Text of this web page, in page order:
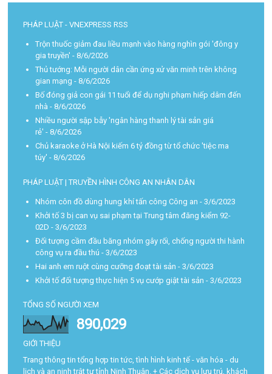
PHÁP LUẬT - VNEXPRESS RSS
Trộn thuốc giảm đau liều mạnh vào hàng nghìn gói 'đông y
gia truyền' - 8/6/2026
Thủ tướng: Mỗi người dân cần ứng xử văn minh trên không
gian mạng - 8/6/2026
Bố đóng giả con gái 11 tuổi để dụ nghi phạm hiếp dâm đến
nhà - 8/6/2026
Nhiều người sập bẫy 'ngân hàng thanh lý tài sản giá
rẻ' - 8/6/2026
Chủ karaoke ở Hà Nội kiếm 6 tỷ đồng từ tổ chức 'tiệc ma
túy' - 8/6/2026
PHÁP LUẬT | TRUYỀN HÌNH CÔNG AN NHÂN DÂN
Nhóm côn đồ dùng hung khí tấn công Công an - 3/6/2023
Khởi tố 3 bị can vụ sai phạm tại Trung tâm đăng kiểm 92-
02D - 3/6/2023
Đối tượng cầm đầu băng nhóm gây rối, chống người thi hành
công vụ ra đầu thú - 3/6/2023
Hai anh em ruột cùng cưỡng đoạt tài sản - 3/6/2023
Khởi tố đối tượng thực hiện 5 vụ cướp giật tài sản - 3/6/2023
TỔNG SỐ NGƯỜI XEM
890,029
GIỚI THIỆU
Trang thông tin tổng hợp tin tức, tình hình kinh tế - văn hóa - du
lịch và an ninh trật tự tỉnh Ninh Thuận. + Các dịch vụ lưu trú, khách